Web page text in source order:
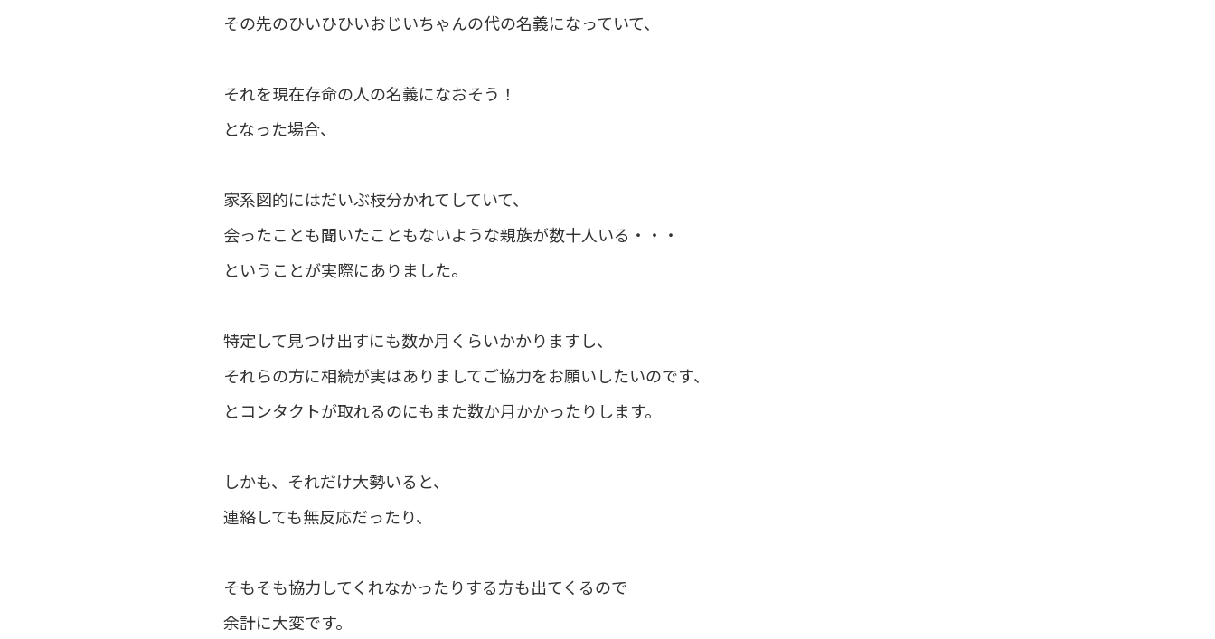
その先のひいひひいおじいちゃんの代の名義になっていて、
それを現在存命の人の名義になおそう！
となった場合、
家系図的にはだいぶ枝分かれてしていて、
会ったことも聞いたこともないような親族が数十人いる・・・
ということが実際にありました。
特定して見つけ出すにも数か月くらいかかりますし、
それらの方に相続が実はありましてご協力をお願いしたいのです、
とコンタクトが取れるのにもまた数か月かかったりします。
しかも、それだけ大勢いると、
連絡しても無反応だったり、
そもそも協力してくれなかったりする方も出てくるので
余計に大変です。